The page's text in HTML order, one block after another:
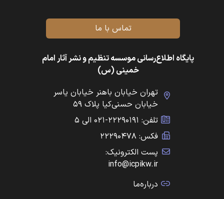
تماس با ما
پایگاه اطلاع‌رسانی موسسه تنظیم و نشر آثار امام
خمینی (س)
تهران خیابان باهنر خیابان یاسر
خیابان حسنی‌کیا پلاک ۵۹
تلفن: ۲۲۲۹۰۱۹۱-۰۲۱ الی ۵
فکس: ۲۲۲۹۰۴۷۸
پست الکترونیک:
info@icpikw.ir
درباره‌ما